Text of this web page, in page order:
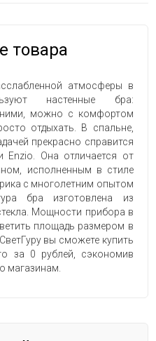
товара
атмосферы в
настенные бра:
можно с комфортом
отдыхать. В спальне,
прекрасно справится
Enzio. Она отличается от
исполненным в стиле
с многолетним опытом
бра изготовлена из
Мощности прибора в
площадь размером в
вы сможете купить
за 0 рублей, сэкономив
магазинам.